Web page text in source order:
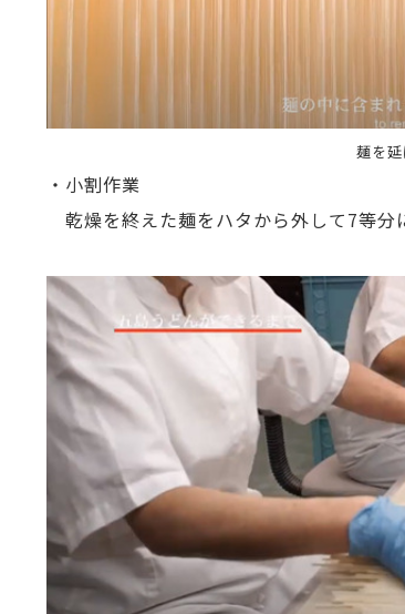
麺を延ばして乾燥
・小割作業
乾燥を終えた麺をハタから外して7等分